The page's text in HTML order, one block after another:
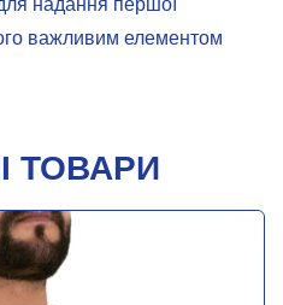
надання першої
важливим елементом
ТОВАРИ